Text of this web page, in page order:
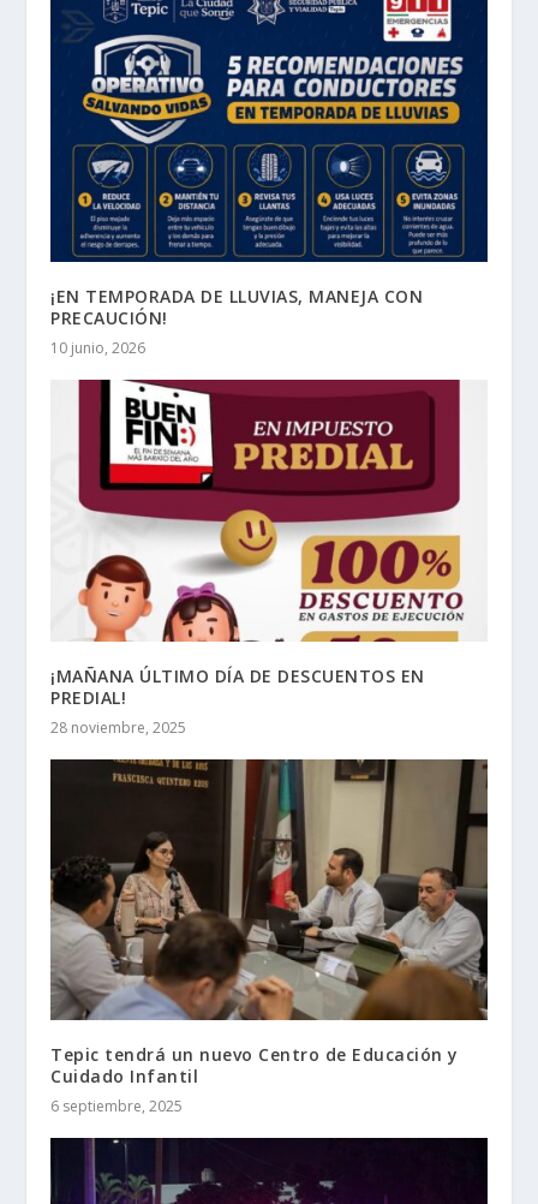
¡EN TEMPORADA DE LLUVIAS, MANEJA CON
PRECAUCIÓN!
10 junio, 2026
¡MAÑANA ÚLTIMO DÍA DE DESCUENTOS EN
PREDIAL!
28 noviembre, 2025
Tepic tendrá un nuevo Centro de Educación y
Cuidado Infantil
6 septiembre, 2025